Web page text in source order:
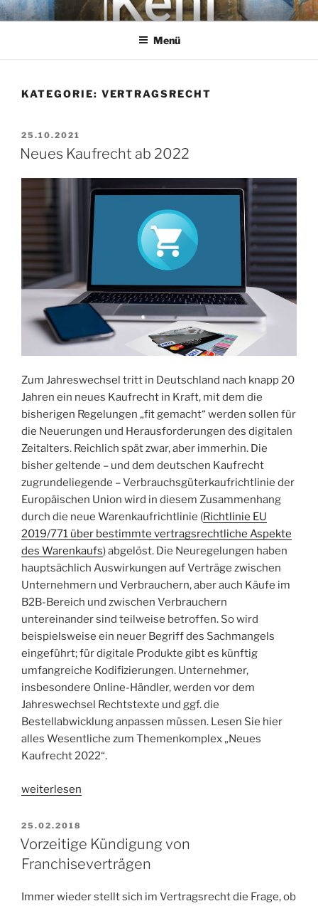
Zum
InhaltKEHL
Rechtsanwaltsgesellschaft mbH
Menü
KATEGORIE: VERTRAGSRECHT
VERÖFFENTLICHT
AM
25.10.2021
Neues Kaufrecht ab 2022
Zum Jahreswechsel tritt in Deutschland nach knapp 20
Jahren ein neues Kaufrecht in Kraft, mit dem die
bisherigen Regelungen „fit gemacht“ werden sollen für
die Neuerungen und Herausforderungen des digitalen
Zeitalters. Reichlich spät zwar, aber immerhin. Die
bisher geltende – und dem deutschen Kaufrecht
zugrundeliegende – Verbrauchsgüterkaufrichtlinie der
Europäischen Union wird in diesem Zusammenhang
durch die neue Warenkaufrichtlinie (Richtlinie EU
2019/771 über bestimmte vertragsrechtliche Aspekte
des Warenkaufs) abgelöst. Die Neuregelungen haben
hauptsächlich Auswirkungen auf Verträge zwischen
Unternehmern und Verbrauchern, aber auch Käufe im
B2B-Bereich und zwischen Verbrauchern
untereinander sind teilweise betroffen. So wird
beispielsweise ein neuer Begriff des Sachmangels
eingeführt; für digitale Produkte gibt es künftig
umfangreiche Kodifizierungen. Unternehmer,
insbesondere Online-Händler, werden vor dem
Jahreswechsel Rechtstexte und ggf. die
Bestellabwicklung anpassen müssen. Lesen Sie hier
alles Wesentliche zum Themenkomplex „Neues
Kaufrecht 2022“.
„Neues
ab
2022“
weiterlesen
VERÖFFENTLICHT
AM
25.02.2018
Vorzeitige Kündigung von
Franchiseverträgen
Immer wieder stellt sich im Vertragsrecht die Frage, ob